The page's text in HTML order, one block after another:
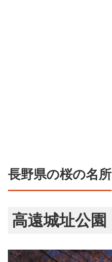
長野県の桜の名所
高遠城址公園